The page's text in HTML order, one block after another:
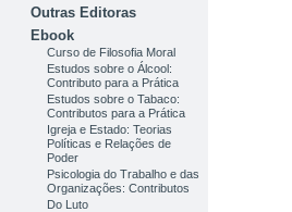
Outras Editoras
Ebook
Curso de Filosofia Moral
Estudos sobre o Álcool:
Contributo para a Prática
Estudos sobre o Tabaco:
Contributos para a Prática
Igreja e Estado: Teorias
Políticas e Relações de
Poder
Psicologia do Trabalho e das
Organizações: Contributos
Do Luto